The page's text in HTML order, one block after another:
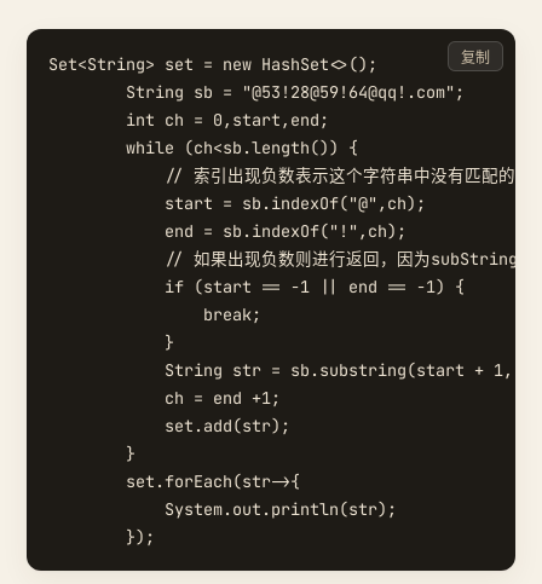
Set<String> set = new HashSet<>();
        String sb = "@53!28@59!64@qq!.com";
        int ch = 0,start,end;
        while (ch<sb.length()) {
// 索引出现负数表示这个字符串中没有匹配的字
            start = sb.indexOf("@",ch);
            end = sb.indexOf("!",ch);
// 如果出现负数则进行返回，因为subString中
            if (start == -1 || end == -1) {
                break;
            }
String str = sb.substring(start + 1,
            ch = end +1;
            set.add(str);
        }
        set.forEach(str->{
            System.out.println(str);
复制